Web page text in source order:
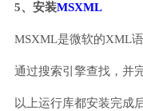
5、安装MSXML
MSXML是微软的XML
通过搜索引擎查找，并
以上运行库都安装完成